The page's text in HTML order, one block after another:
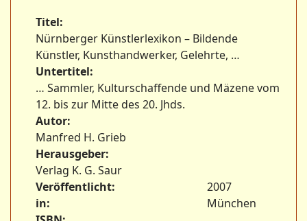
Titel:
Nürnberger Künstlerlexikon – Bildende
Künstler, Kunsthandwerker, Gelehrte, …
Untertitel:
… Sammler, Kulturschaffende und Mäzene vom
12. bis zur Mitte des 20. Jhds.
Autor:
Manfred H. Grieb
Herausgeber:
Verlag K. G. Saur
Veröffentlicht:
2007
in:
München